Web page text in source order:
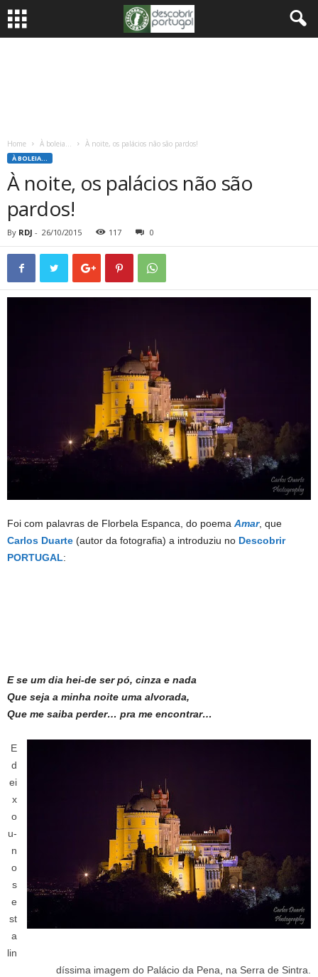
Home À boleia... À noite, os palácios não são pardos!
À BOLEIA...
À noite, os palácios não são
pardos!
By RDJ - 26/10/2015 117 0
Foi com palavras de Florbela Espanca, do poema Amar, que
Carlos Duarte (autor da fotografia) a introduziu no Descobrir
PORTUGAL:
E se um dia hei-de ser pó, cinza e nada
Que seja a minha noite uma alvorada,
Que me saiba perder… pra me encontrar…
E
d
ei
x
o
u-
n
o
s
e
st
a
lin
díssima imagem do Palácio da Pena, na Serra de Sintra.